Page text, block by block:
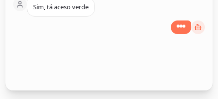
Sim, tá aceso verde
Ótimo. E o LED PON (ou LOS)? Está verde fixo,